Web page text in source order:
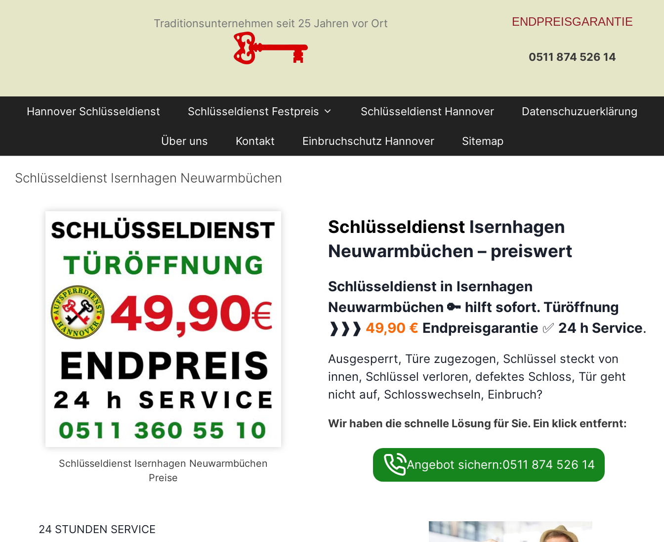
ENDPREISGARANTIE
0511 874 526 14
Traditionsunternehmen seit 25 Jahren vor Ort
Hannover Schlüsseldienst Schlüsseldienst Festpreis Schlüsseldienst Hannover Datenschuzuerklärung
Über uns Kontakt Einbruchschutz Hannover Sitemap
Schlüsseldienst Isernhagen Neuwarmbüchen
Schlüsseldienst Isernhagen Neuwarmbüchen
Preise
Schlüsseldienst Isernhagen
Neuwarmbüchen – preiswert
Schlüsseldienst in Isernhagen
Neuwarmbüchen 🔑 hilft sofort. Türöffnung
❱❱❱ 49,90 € Endpreisgarantie ✅ 24 h Service.
Ausgesperrt, Türe zugezogen, Schlüssel steckt von
innen, Schlüssel verloren, defektes Schloss, Tür geht
nicht auf, Schlosswechseln, Einbruch?
Wir haben die schnelle Lösung für Sie. Ein klick entfernt:
Angebot sichern:0511 874 526 14
24 STUNDEN SERVICE